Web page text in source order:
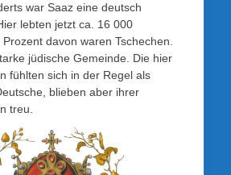
war Saaz eine deutsch
lebten jetzt ca. 16 000
davon waren Tschechen.
jüdische Gemeinde. Die hier
fühlten sich in der Regel als
blieben aber ihrer
treu.